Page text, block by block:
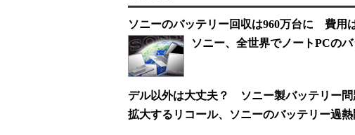
ソニーのバッテリー回収は960万台に 費用
ソニー、全世界でノートPCの
デル以外は大丈夫？ ソニー製バッテリー問
拡大するリコール、ソニーのバッテリー過熱